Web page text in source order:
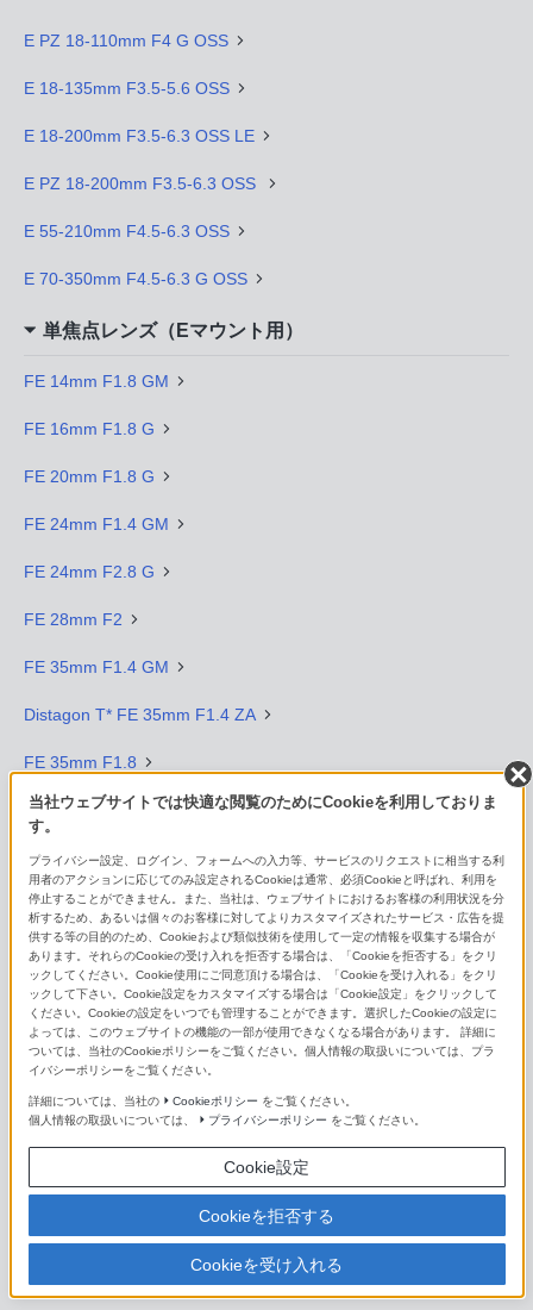
E PZ 18-110mm F4 G OSS
E 18-135mm F3.5-5.6 OSS
E 18-200mm F3.5-6.3 OSS LE
E PZ 18-200mm F3.5-6.3 OSS
E 55-210mm F4.5-6.3 OSS
E 70-350mm F4.5-6.3 G OSS
単焦点レンズ（Eマウント用）
FE 14mm F1.8 GM
FE 16mm F1.8 G
FE 20mm F1.8 G
FE 24mm F1.4 GM
FE 24mm F2.8 G
FE 28mm F2
FE 35mm F1.4 GM
Distagon T* FE 35mm F1.4 ZA
FE 35mm F1.8
Sonnar T* FE 35mm F2.8 ZA
FE 40mm F2.5 G
FE 50mm F1.2 GM
FE 50mm F1.4 GM
Planar T* FE 50mm F1.4 ZA
FE 50mm F1.8
FE 50mm F2.5 G
Sonnar T* FE 55mm F1.8 ZA
FE 85mm F1.4 GM II
FE 85mm F1.4 GM
FE 85mm F1.8
当社ウェブサイトでは快適な閲覧のためにCookieを利用しておりま
す。
プライバシー設定、ログイン、フォームへの入力等、サービスのリクエストに相当する利
用者のアクションに応じてのみ設定されるCookieは通常、必須Cookieと呼ばれ、利用を
停止することができません。また、当社は、ウェブサイトにおけるお客様の利用状況を分
析するため、あるいは個々のお客様に対してよりカスタマイズされたサービス・広告を提
供する等の目的のため、Cookieおよび類似技術を使用して一定の情報を収集する場合が
あります。それらのCookieの受け入れを拒否する場合は、「Cookieを拒否する」をクリ
ックしてください。Cookie使用にご同意頂ける場合は、「Cookieを受け入れる」をクリ
ックして下さい。Cookie設定をカスタマイズする場合は「Cookie設定」をクリックして
ください。Cookieの設定をいつでも管理することができます。選択したCookieの設定に
よっては、このウェブサイトの機能の一部が使用できなくなる場合があります。 詳細に
ついては、当社のCookieポリシーをご覧ください。個人情報の取扱いについては、プラ
イバシーポリシーをご覧ください。
詳細については、当社の Cookieポリシー をご覧ください。
個人情報の取扱いについては、
プライバシーポリシー をご覧ください。
Cookie設定
Cookieを拒否する
Cookieを受け入れる